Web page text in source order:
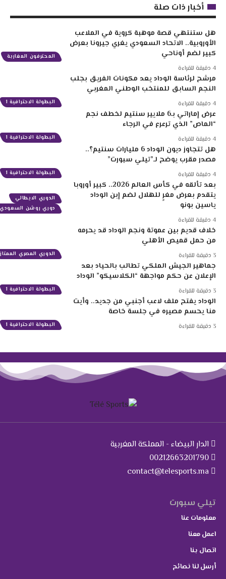
أخبار ذات صلة
المحترفون المغاربة
هل ستنتهي قصة موهبة كروية في الملاعب
الأوروبية.. الاتحاد السعودي يغري جيرونا بعرض
كبير لضم أوناحي
البطولة الاحترافية 1
مرشح لرئاسة الوداد يعد مكونات الفريق بجلب
النجم السابق للمنتخب الوطني المغربي
البطولة الاحترافية 1
عرض إماراتي بـ6 ملايير سنتيم لخطف نجم
“الماص” الذي ترعرع في الرجاء
البطولة الاحترافية 1
هل تتجاوز ديون الوداد 6 مليارات سنتيم؟..
مصدر مقرب يوضح لـ”تيلي سبورت”
الدوري الايطالي
دوري روشن السعودي
بعد تألقه في كأس العالم 2026.. كبير أوروبا
يتقدم بعرض مغرٍ للهلال لضم إبن الوداد
ياسين بونو
الدوري المصري الممتاز
خلاف قديم بين عموتة ونجم الوداد قد يحرمه
من حمل قميص الأهلي
البطولة الاحترافية 1
جماهير الجيش الملكي تطالب بالحياد بعد
الإعلان عن حكم مواجهة “الكلاسيكو” الوداد
البطولة الاحترافية 1
الوداد يفتح ملف لاعب أجنبي من جديد.. وأيت
منا يحسم مصيره في جلسة خاصة
الدار البيضاء - المملكة المغربية
00212663201790
contact@telesports.ma
تيلي سبورت
معلومات عنا
اعمل معنا
اتصال بنا
أرسل لنا نصائح